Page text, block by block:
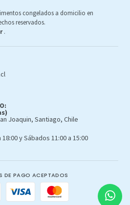
congelados a domicilio en
reservados.
.
Joaquin, Santiago, Chile
y Sábados 11:00 a 15:00
DE PAGO ACEPTADOS